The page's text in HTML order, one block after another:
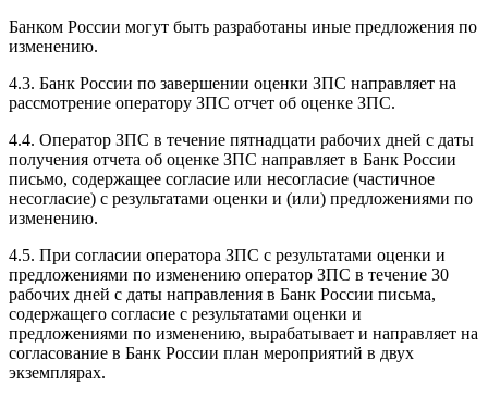
Банком России могут быть разработаны иные предложения по
изменению.
4.3. Банк России по завершении оценки ЗПС направляет на
рассмотрение оператору ЗПС отчет об оценке ЗПС.
4.4. Оператор ЗПС в течение пятнадцати рабочих дней с даты
получения отчета об оценке ЗПС направляет в Банк России
письмо, содержащее согласие или несогласие (частичное
несогласие) с результатами оценки и (или) предложениями по
изменению.
4.5. При согласии оператора ЗПС с результатами оценки и
предложениями по изменению оператор ЗПС в течение 30
рабочих дней с даты направления в Банк России письма,
содержащего согласие с результатами оценки и
предложениями по изменению, вырабатывает и направляет на
согласование в Банк России план мероприятий в двух
экземплярах.